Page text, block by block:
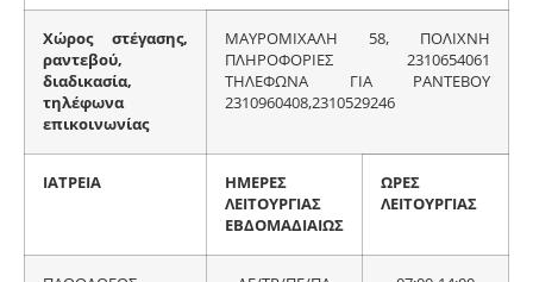
Χώρος στέγασης,
ραντεβού,
διαδικασία,
τηλέφωνα
επικοινωνίας
ΜΑΥΡΟΜΙΧΑΛΗ 58, ΠΟΛΙΧΝΗ
ΠΛΗΡΟΦΟΡΙΕΣ 2310654061
ΤΗΛΕΦΩΝΑ ΓΙΑ ΡΑΝΤΕΒΟΥ
2310960408,2310529246
ΙΑΤΡΕΙΑ
ΗΜΕΡΕΣ
ΛΕΙΤΟΥΡΓΙΑΣ
ΕΒΔΟΜΑΔΙΑΙΩΣ
ΩΡΕΣ
ΛΕΙΤΟΥΡΓΙΑΣ